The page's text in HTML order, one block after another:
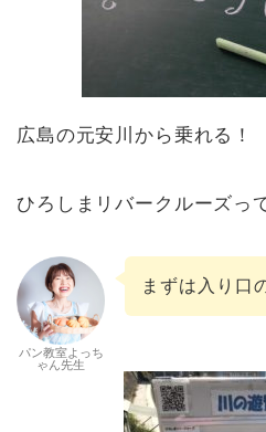
広島の元安川から乗れる！
ひろしまリバークルーズっ
パン教室よっち
ゃん先生
まずは入り口